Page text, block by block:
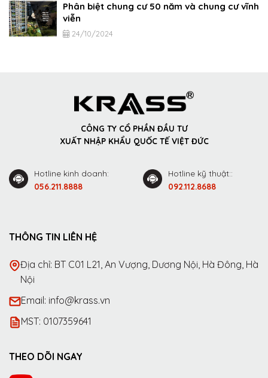
Phân biệt chung cư 50 năm và chung cư vĩnh
viễn
24/10/2024
CÔNG TY CỔ PHẦN ĐẦU TƯ
XUẤT NHẬP KHẨU QUỐC TẾ VIỆT ĐỨC
Hotline kinh doanh:
056.211.8888
Hotline kỹ thuật::
092.112.8688
THÔNG TIN LIÊN HỆ
Địa chỉ: BT C01 L21, An Vượng, Dương Nội, Hà Đông, Hà
Nội
Email: info@krass.vn
MST: 0107359641
THEO DÕI NGAY